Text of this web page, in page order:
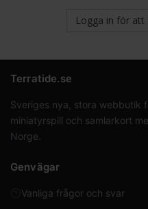
Logga in för att
Terratide.se
Sveriges nya, stora webbutik
miniatyrspill och samlarkort
Norge.
Genvägar
Vanliga frågor och svar